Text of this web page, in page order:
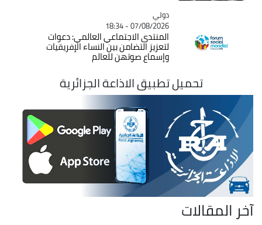
Catégorie
دولي
07/08/2026 - 18:34
المنتدى الاجتماعي العالمي: دعوات
لتعزيز التضامن بين النساء الإفريقيات
وإسماع صوتهن للعالم
تحميل تطبيق الاذاعة الجزائرية
آخر المقالات